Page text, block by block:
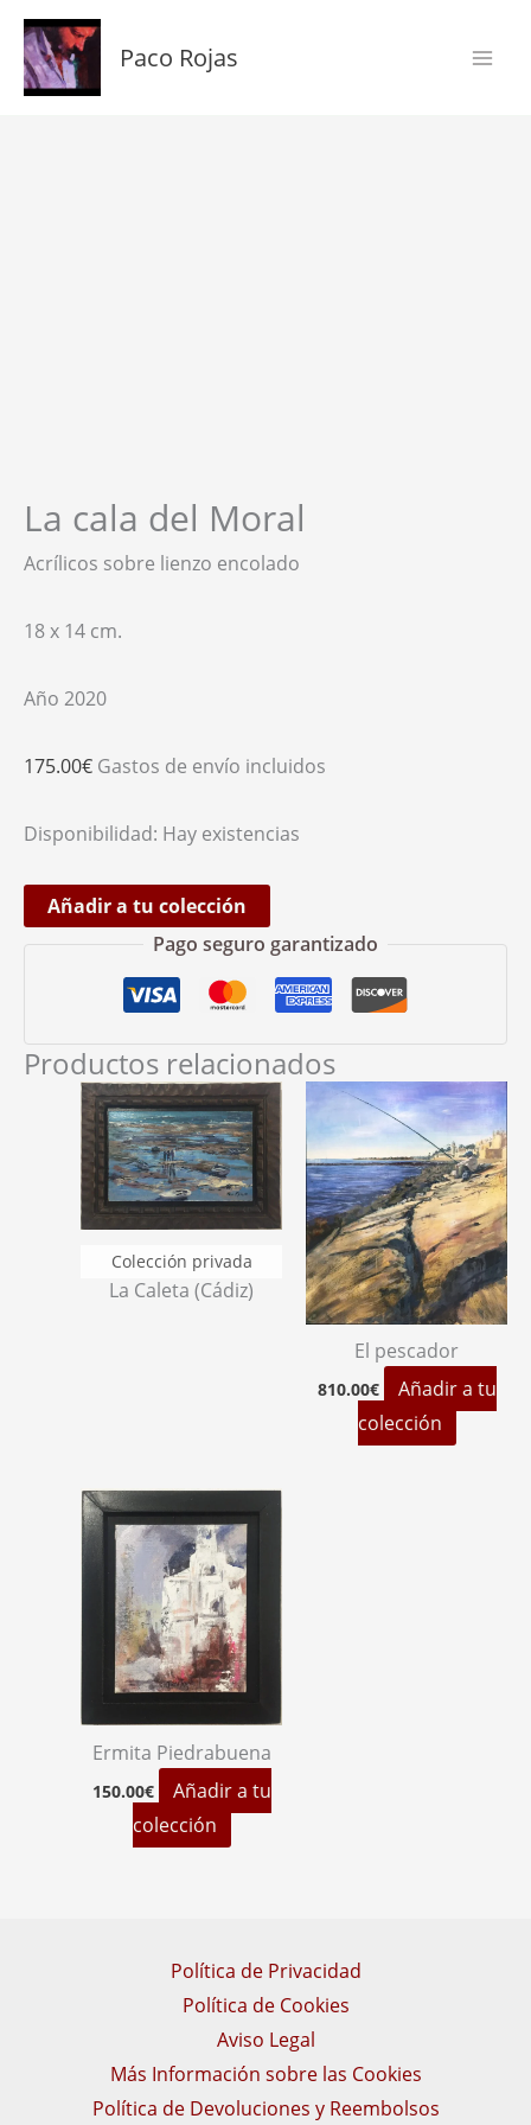
contenido
Paco Rojas
La cala del Moral
Acrílicos sobre lienzo encolado
18 x 14 cm.
Año 2020
175.00€ Gastos de envío incluidos
Disponibilidad: Hay existencias
Añadir a tu colección
Pago seguro garantizado
Productos relacionados
La Caleta (Cádiz)
El pescador
810.00€
Añadir a tu
colección
Ermita Piedrabuena
150.00€
Añadir a tu
colección
Política de Privacidad
Política de Cookies
Aviso Legal
Más Información sobre las Cookies
Política de Devoluciones y Reembolsos